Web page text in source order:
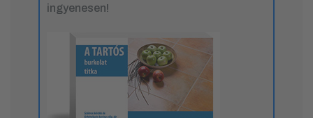
ingyenesen!